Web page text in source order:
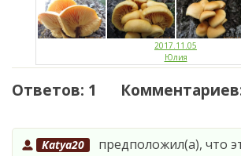
2017.11.05
Юлия
Ответов: 1
Katya20 предположил(а), что